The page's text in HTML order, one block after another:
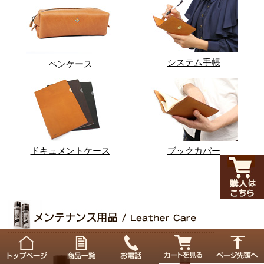
ペンケース システム手帳
ドキュメントケース ブックカバー